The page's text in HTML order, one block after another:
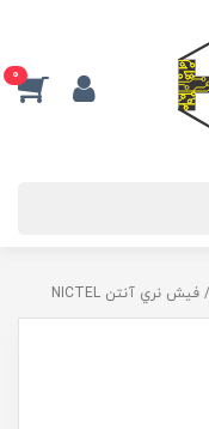
0
فیش نري آنتن NICTEL